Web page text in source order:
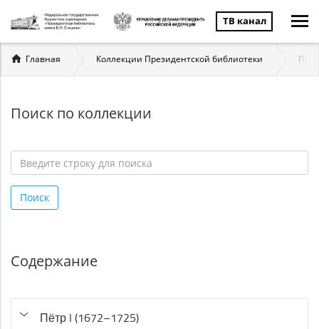
ТВ канал
Вы
здесь
Главная Коллекции Президентской библиотеки
Поиск по коллекции
строку
для
Поиск
Содержание
Пётр I (1672–1725)